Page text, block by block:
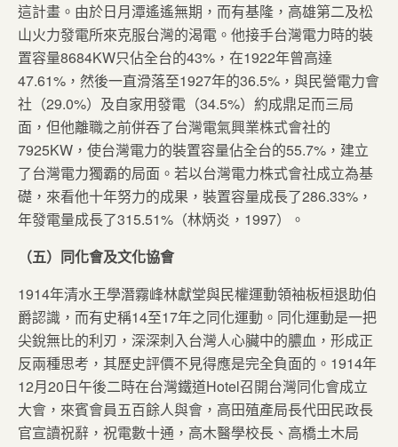
這計畫。由於日月潭遙遙無期，而有基隆，高雄第二及松
山火力發電所來克服台灣的渴電。他接手台灣電力時的裝
置容量8684KW只佔全台的43%，在1922年曾高達
47.61%，然後一直滑落至1927年的36.5%，與民營電力會
社（29.0%）及自家用發電（34.5%）約成鼎足而三局
面，但他離職之前併吞了台灣電氣興業株式會社的
7925KW，使台灣電力的裝置容量佔全台的55.7%，建立
了台灣電力獨霸的局面。若以台灣電力株式會社成立為基
礎，來看他十年努力的成果，裝置容量成長了286.33%，
年發電量成長了315.51%（林炳炎，1997）。
（五）同化會及文化協會
1914年清水王學潛霧峰林獻堂與民權運動領袖板桓退助伯
爵認識，而有史稱14至17年之同化運動。同化運動是一把
尖銳無比的利刃，深深刺入台灣人心臟中的膿血，形成正
反兩種思考，其歷史評價不見得應是完全負面的。1914年
12月20日午後二時在台灣鐵道Hotel召開台灣同化會成立
大會，來賓會員五百餘人與會，高田殖產局長代田民政長
官宣讀祝辭，祝電數十通，高木醫學校長、高橋土木局